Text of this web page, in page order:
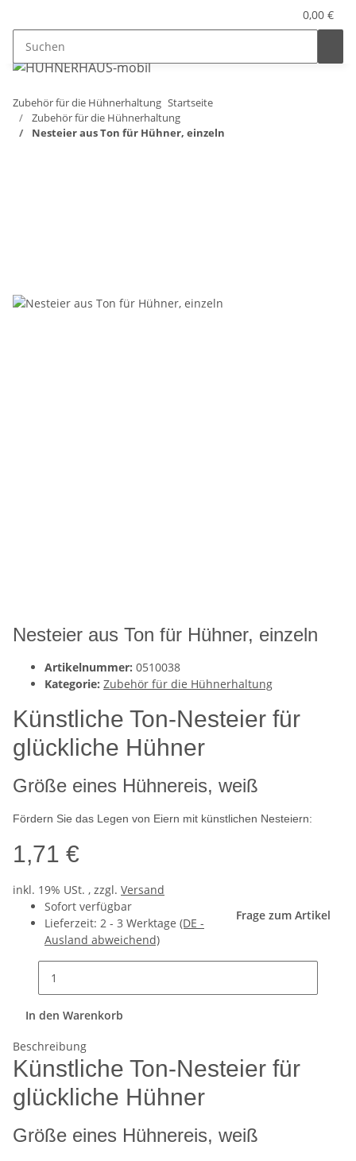
0,00 €
Zubehör für die Hühnerhaltung Startseite
Zubehör für die Hühnerhaltung
Nesteier aus Ton für Hühner, einzeln
Nesteier aus Ton für Hühner, einzeln
Artikelnummer: 0510038
Kategorie: Zubehör für die Hühnerhaltung
Künstliche Ton-Nesteier für
glückliche Hühner
Größe eines Hühnereis, weiß
Fördern Sie das Legen von Eiern mit künstlichen Nesteiern:
1,71 €
inkl. 19% USt. , zzgl. Versand
Sofort verfügbar
Lieferzeit: 2 - 3 Werktage (DE -
Ausland abweichend)
Frage zum Artikel
In den Warenkorb
Beschreibung
Künstliche Ton-Nesteier für
glückliche Hühner
Größe eines Hühnereis, weiß